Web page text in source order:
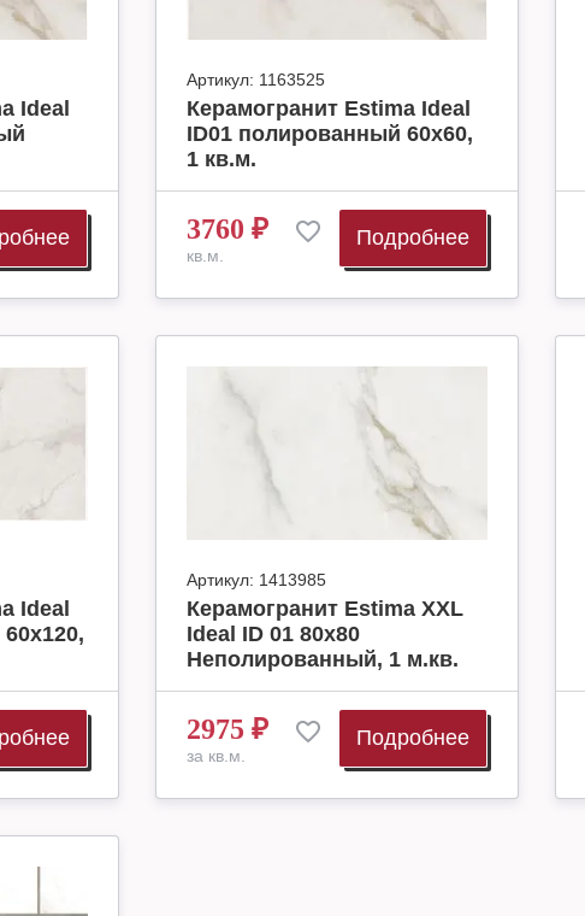
Ideal
Артикул: 1163525
Керамогранит Estima Ideal
ID01 полированный 60х60,
1 кв.м.
3760 ₽
кв.м.
Подробнее
Ideal
Артикул: 1413985
Керамогранит Estima XXL
Ideal ID 01 80x80
Неполированный, 1 м.кв.
2975 ₽
за кв.м.
Подробнее